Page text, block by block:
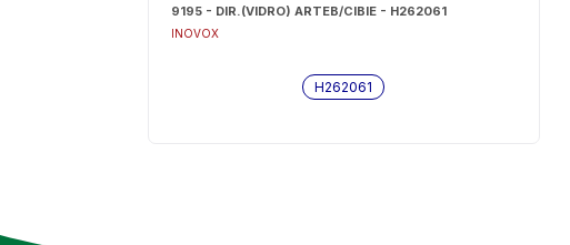
9195 - DIR.(VIDRO) ARTEB/CIBIE - H262061
INOVOX
H262061